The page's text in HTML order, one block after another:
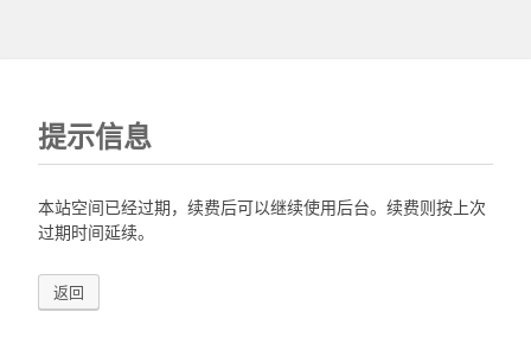
提示信息
本站空间已经过期，续费后可以继续使用后台。续费则按上次
过期时间延续。
返回